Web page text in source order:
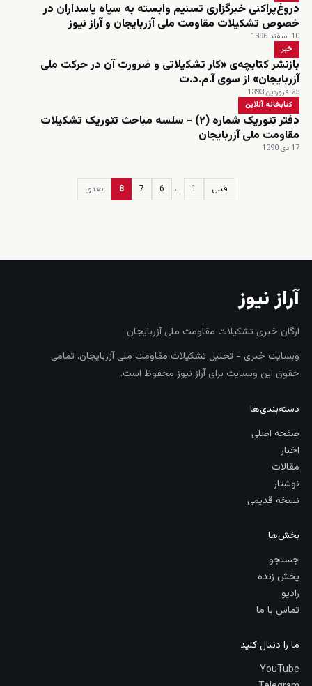
دروغ‌پراکنی خبرگزاری تسنیم وابسته به سپاه پاسداران در
خصوص تشکیلات مقاومت ملی آزربایجان و آراز نیوز
10 اسفند 1396
خبر
بازنشر کتابچه‌ی «کار تشکیلاتی و ضرورت آن در حرکت ملی
آزربایجان» از سوی آ.م.د.ت
25 فروردین 1393
کتابخانه آنلاین
دفتر تئوریک شماره (۲) - سلسه مباحث تئوریک تشکیلات
مقاومت ملی آزربایجان
17 دی 1390
قبلی 1
…
6
7
8 بعدی
آراز نیوز
ارگان خبری تشکیلات مقاومت ملی آزربایجان
وبسایت خبری - تحلیل تشکیلات مقاومت ملی آزربایجان. تمامی
حقوق این وبسایت برای آراز نیوز محفوظ است.
دسته‌بندی‌ها
صفحه اصلی
اخبار
مقالات
نوشتار
نسخه قدیمی
بخش‌ها
جستجو
پخش زنده
رادیو
تماس با ما
ما را دنبال کنید
YouTube